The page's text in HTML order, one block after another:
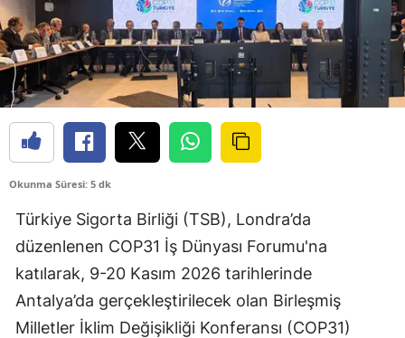
Burdur
Çanakkale
Çankırı
Çorum
Diyarbakır
Edirne
Elazığ
Okunma Süresi: 5 dk
Türkiye Sigorta Birliği (TSB), Londra’da
düzenlenen COP31 İş Dünyası Forumu'na
katılarak, 9-20 Kasım 2026 tarihlerinde
Antalya’da gerçekleştirilecek olan Birleşmiş
Milletler İklim Değişikliği Konferansı (COP31)